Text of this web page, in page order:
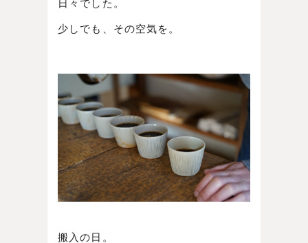
日々でした。
少しでも、その空気を。
搬入の日。